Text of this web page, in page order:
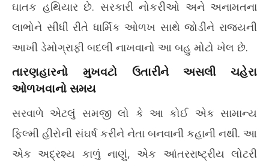
ઘાતક હથિયાર છે. સરકારી નોકરીઓ અને અનામતના
લાભોને સીધી રીતે ધાર્મિક ઓળખ સાથે જોડીને રાજ્યની
આખી ડેમોગ્રાફી બદલી નાખવાનો આ બહુ મોટો ખેલ છે.
તારણહારનો મુખવટો ઉતારીને અસલી ચહેરા
ઓળખવાનો સમય
સરવાળે એટલું સમજી લો કે આ કોઈ એક સામાન્ય
ફિલ્મી હીરોની સંઘર્ષ કરીને નેતા બનવાની કહાની નથી. આ
એક અદ્રશ્ય કાળું નાણું, એક આંતરરાષ્ટ્રીય લોટરી